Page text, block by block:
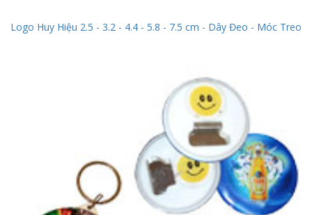
Logo Huy Hiệu 2.5 - 3.2 - 4.4 - 5.8 - 7.5 cm - Dây Đeo - Móc Treo